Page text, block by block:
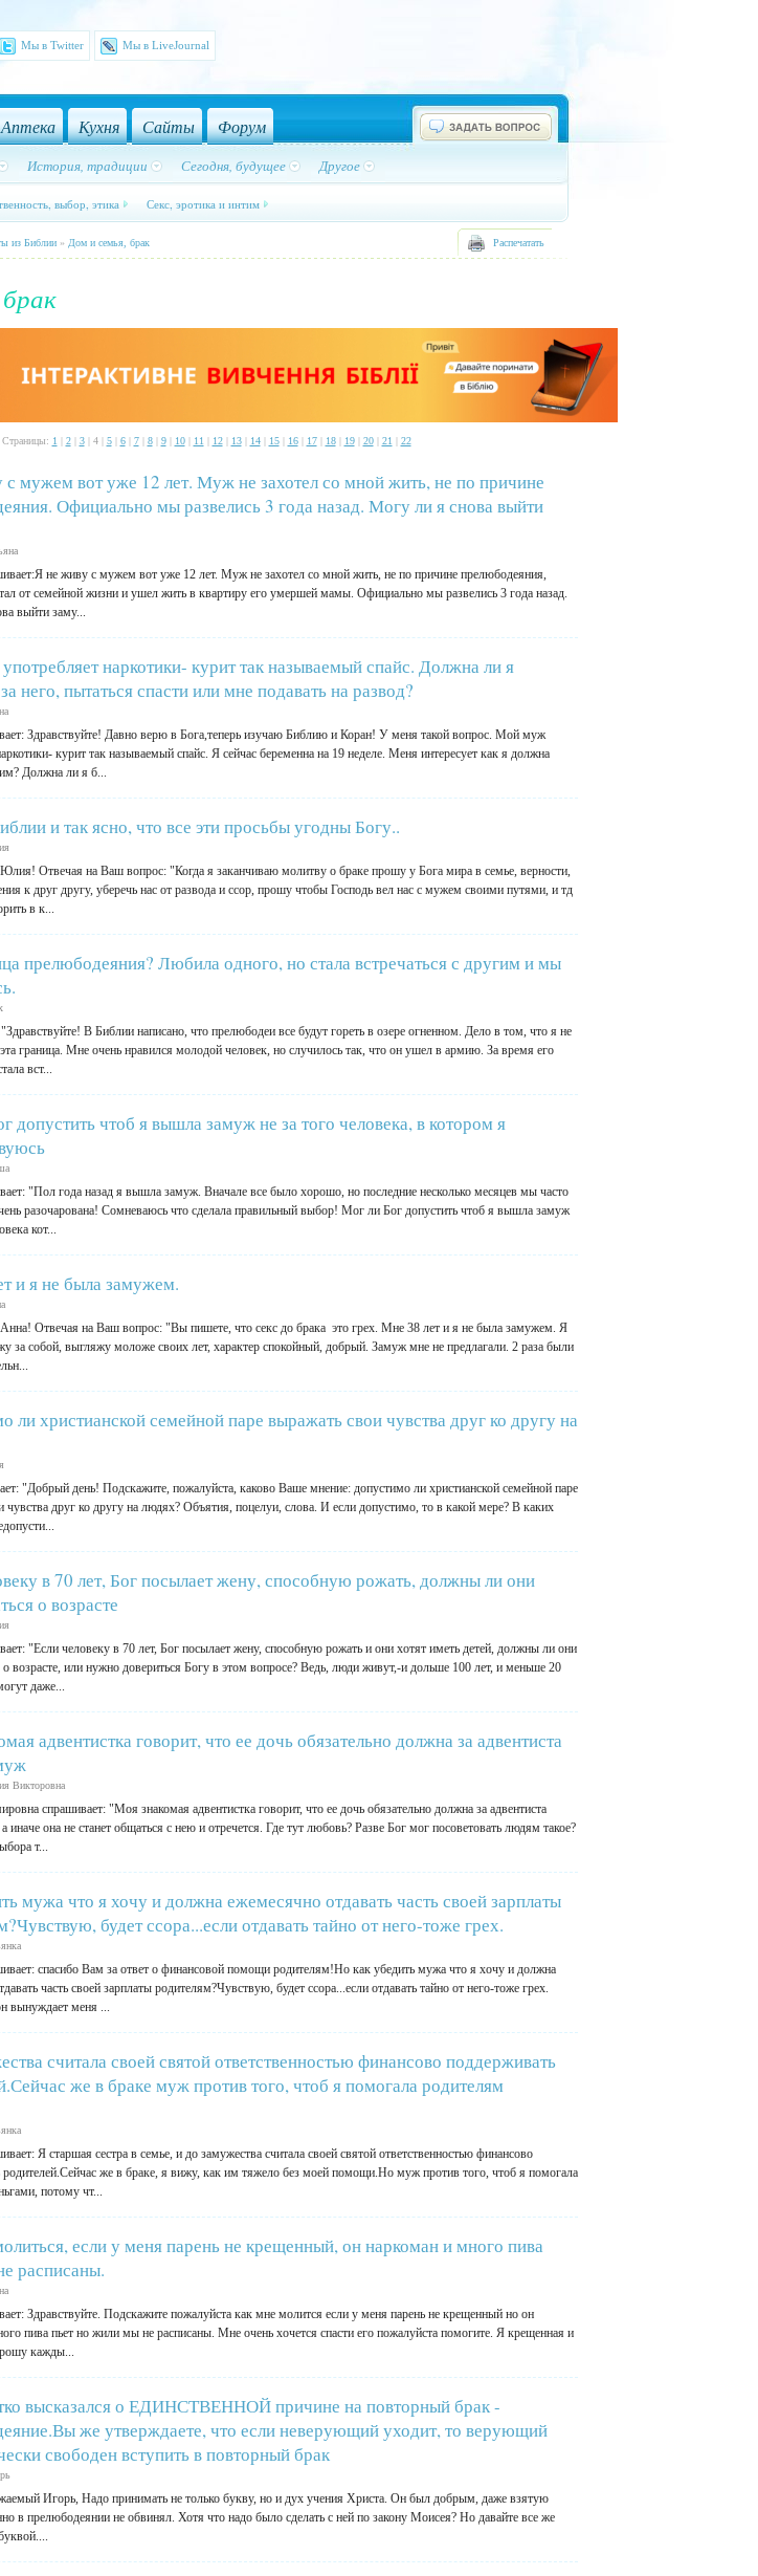
Мы в Twitter Мы в LiveJournal
Аптека Кухня Сайты Форум
История, традиции Сегодня, будущее Другое
выбор, этика Секс, эротика и интим
из Библии » Дом и семья, брак Распечатать
Страницы: 1 | 2| 3| 4 | 5| 6| 7| 8| 9| 10| 11 | 12| 13| 14| 15| 16| 17| 18| 19| 20| 21 | 22
мужем вот уже 12 лет. Муж не захотел со мной жить, не по причине
Официально мы развелись 3 года назад. Могу ли я снова выйти
не живу с мужем вот уже 12 лет. Муж не захотел со мной жить, не по причине прелюбодеяния,
от семейной жизни и ушел жить в квартиру его умершей мамы. Официально мы развелись 3 года назад.
выйти заму...
наркотики- курит так называемый спайс. Должна ли я
него, пытаться спасти или мне подавать на развод?
Здравствуйте! Давно верю в Бога,теперь изучаю Библию и Коран! У меня такой вопрос. Мой муж
курит так называемый спайс. Я сейчас беременна на 19 неделе. Меня интересует как я должна
Должна ли я б...
и так ясно, что все эти просьбы угодны Богу..
Юлия! Отвечая на Ваш вопрос: "Когда я заканчиваю молитву о браке прошу у Бога мира в семье, верности,
к друг другу, уберечь нас от развода и ссор, прошу чтобы Господь вел нас с мужем своими путями, и тд
в к...
прелюбодеяния? Любила одного, но стала встречаться с другим и мы
В Библии написано, что прелюбодеи все будут гореть в озере огненном. Дело в том, что я не
граница. Мне очень нравился молодой человек, но случилось так, что он ушел в армию. За время его
вст...
допустить чтоб я вышла замуж не за того человека, в котором я
"Пол года назад я вышла замуж. Вначале все было хорошо, но последние несколько месяцев мы часто
разочарована! Сомневаюсь что сделала правильный выбор! Мог ли Бог допустить чтоб я вышла замуж
кот...
и я не была замужем.
Анна! Отвечая на Ваш вопрос: "Вы пишете, что секс до брака это грех. Мне 38 лет и я не была замужем. Я
за собой, выгляжу моложе своих лет, характер спокойный, добрый. Замуж мне не предлагали. 2 раза были
ли христианской семейной паре выражать свои чувства друг ко другу на
"Добрый день! Подскажите, пожалуйста, каково Ваше мнение: допустимо ли христианской семейной паре
чувства друг ко другу на людях? Объятия, поцелуи, слова. И если допустимо, то в какой мере? В каких
в 70 лет, Бог посылает жену, способную рожать, должны ли они
о возрасте
"Если человеку в 70 лет, Бог посылает жену, способную рожать и они хотят иметь детей, должны ли они
о возрасте, или нужно довериться Богу в этом вопросе? Ведь, люди живут,-и дольше 100 лет, и меньше 20
даже...
адвентистка говорит, что ее дочь обязательно должна за адвентиста
Викторовна
спрашивает: "Моя знакомая адвентистка говорит, что ее дочь обязательно должна за адвентиста
иначе она не станет общаться с нею и отречется. Где тут любовь? Разве Бог мог посоветовать людям такое?
т...
мужа что я хочу и должна ежемесячно отдавать часть своей зарплаты
будет ссора...если отдавать тайно от него-тоже грех.
спасибо Вам за ответ о финансовой помощи родителям!Но как убедить мужа что я хочу и должна
часть своей зарплаты родителям?Чувствую, будет ссора...если отдавать тайно от него-тоже грех.
вынуждает меня ...
считала своей святой ответственностью финансово поддерживать
же в браке муж против того, чтоб я помогала родителям
Я старшая сестра в семье, и до замужества считала своей святой ответственностью финансово
родителей.Сейчас же в браке, я вижу, как им тяжело без моей помощи.Но муж против того, чтоб я помогала
потому чт...
если у меня парень не крещенный, он наркоман и много пива
расписаны.
Здравствуйте. Подскажите пожалуйста как мне молится если у меня парень не крещенный но он
пива пьет но жили мы не расписаны. Мне очень хочется спасти его пожалуйста помогите. Я крещенная и
кажды...
высказался о ЕДИНСТВЕННОЙ причине на повторный брак -
же утверждаете, что если неверующий уходит, то верующий
свободен вступить в повторный брак
Игорь, Надо принимать не только букву, но и дух учения Христа. Он был добрым, даже взятую
в прелюбодеянии не обвинял. Хотя что надо было сделать с ней по закону Моисея? Но давайте все же